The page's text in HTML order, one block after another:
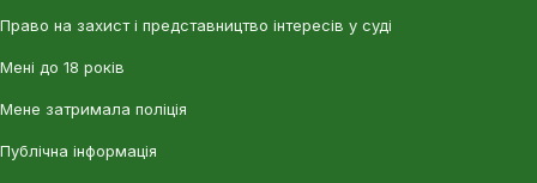
Право на захист і представництво інтересів у суді
Мені до 18 років
Мене затримала поліція
Публічна інформація